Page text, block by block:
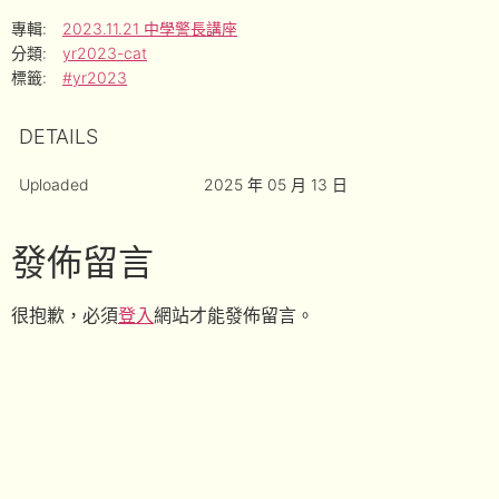
專輯:
2023.11.21 中學警長講座
分類:
yr2023-cat
標籤:
#yr2023
DETAILS
Uploaded 2025 年 05 月 13 日
發佈留言
很抱歉，必須登入網站才能發佈留言。